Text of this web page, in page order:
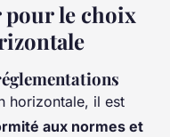
pour le choix
horizontale, il est
aux normes et